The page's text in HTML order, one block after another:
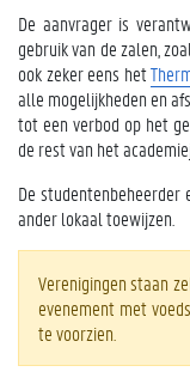
De aanvrager is
gebruik van de zalen,
ook zeker eens het
alle mogelijkheden en
tot een verbod op het
de rest van het
De studentenbeheerder
ander lokaal toewijzen.
Verenigingen staan
evenement met
te voorzien.